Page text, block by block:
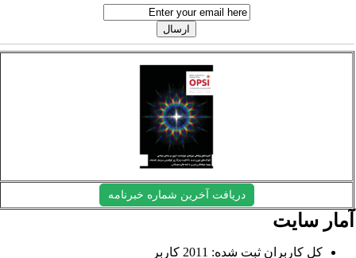
دریافت آخرین شماره خبرنامه
سایت
کل کاربران ثبت شده: 2011 کاربر